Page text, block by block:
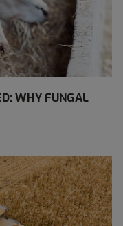
WHY FUNGAL